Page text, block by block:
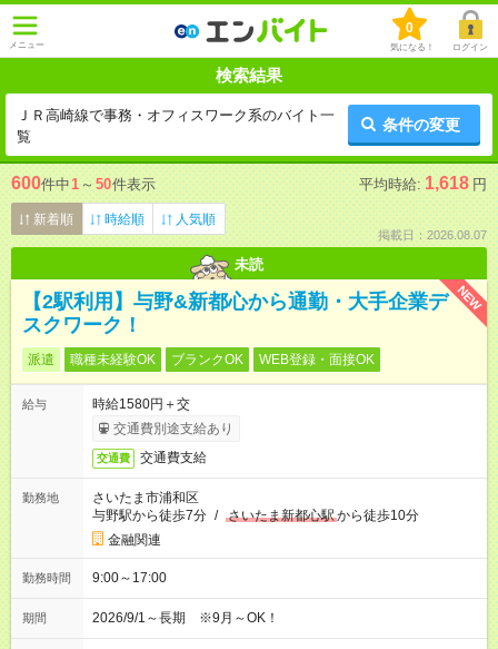
メニュー
0
気になる！ ログイン
検索結果
ＪＲ高崎線で事務・オフィスワーク系のバイト一
覧
条件の変更
600件中1 ～ 50件表示 平均時給: 1,618 円
新着順 時給順 人気順
掲載日：2026.08.07
未読
NEW
【2駅利用】与野&新都心から通勤・大手企業デ
スクワーク！
派遣 職種未経験OK ブランクOK WEB登録・面接OK
給与
時給1580円＋交
交通費別途支給あり
交通費 交通費支給
勤務地
さいたま市浦和区
与野駅から徒歩7分 / さいたま新都心駅から徒歩10分
金融関連
勤務時間 9:00～17:00
期間 2026/9/1～長期 ※9月～OK！